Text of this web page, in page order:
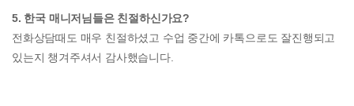
5. 한국 매니저님들은 친절하신가요?
전화상담때도 매우 친절하셨고 수업 중간에 카톡으로도 잘진행되고
있는지 챙겨주셔서 감사했습니다.